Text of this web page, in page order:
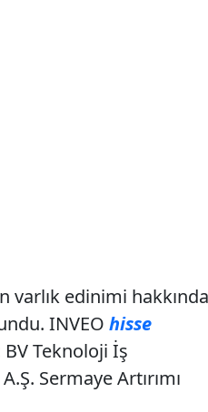
varlık edinimi hakkında
INVEO hisse
Teknoloji İş
Sermaye Artırımı